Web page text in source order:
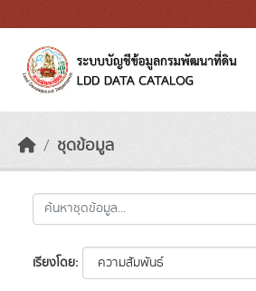
ชุดข้อมูล
เรียงโดย